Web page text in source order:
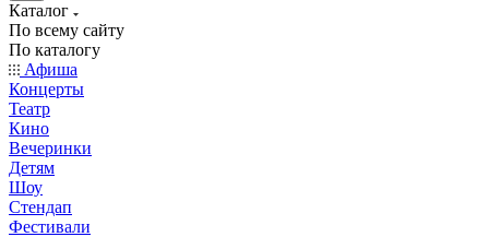
Каталог
По всему сайту
По каталогу
Афиша
Концерты
Театр
Кино
Вечеринки
Детям
Шоу
Стендап
Фестивали